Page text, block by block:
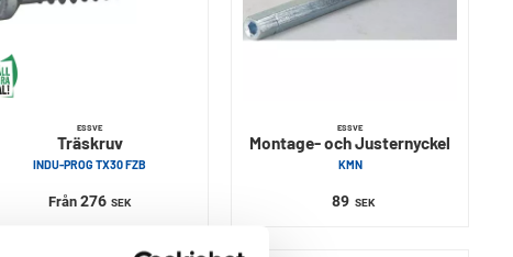
ESSVE
Träskruv
INDU-PROG TX30 FZB
Från 276 SEK
ESSVE
Montage- och Justernyckel
KMN
89 SEK